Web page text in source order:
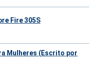
Fire 305S
Mulheres (Escrito por